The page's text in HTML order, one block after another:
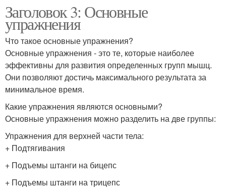
Заголовок 3: Основные
упражнения
Что такое основные упражнения?
Основные упражнения - это те, которые наиболее
эффективны для развития определенных групп мышц.
Они позволяют достичь максимального результата за
минимальное время.
Какие упражнения являются основными?
Основные упражнения можно разделить на две группы:
Упражнения для верхней части тела:
+ Подтягивания
+ Подъемы штанги на бицепс
+ Подъемы штанги на трицепс